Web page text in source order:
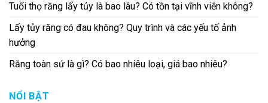
Tuổi thọ răng lấy tủy là bao lâu? Có tồn tại vĩnh viễn không?
Lấy tủy răng có đau không? Quy trình và các yếu tố ảnh
hưởng
Răng toàn sứ là gì? Có bao nhiêu loại, giá bao nhiêu?
NỔI BẬT